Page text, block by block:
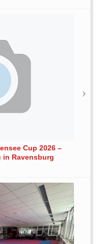
Cup 2026 –
in Ravensburg